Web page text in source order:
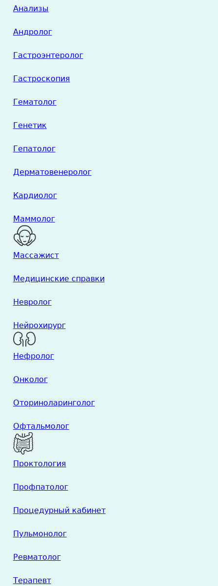
Анализы
Андролог
Гастроэнтеролог
Гастроскопия
Гематолог
Генетик
Гепатолог
Дерматовенеролог
Кардиолог
Маммолог
Массажист
Медицинские справки
Невролог
Нейрохирург
Нефролог
Онколог
Оториноларинголог
Офтальмолог
Проктология
Профпатолог
Процедурный кабинет
Пульмонолог
Ревматолог
Терапевт